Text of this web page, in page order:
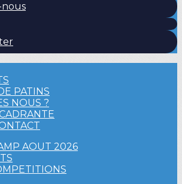
PATINS
NOUS ?
AOUT 2026